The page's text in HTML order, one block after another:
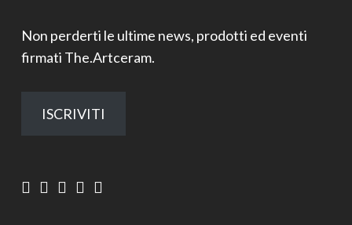
Non perderti le ultime news, prodotti ed eventi
firmati The.Artceram.
ISCRIVITI